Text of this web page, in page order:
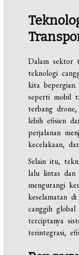
Dalam sektor
teknologi
kita
seperti mobil
terbang
lebih efisien
perjalanan
kecelakaan,
Selain itu,
lalu lintas dan
mengurangi
keselamatan
canggih
terciptanya
terintegrasi,